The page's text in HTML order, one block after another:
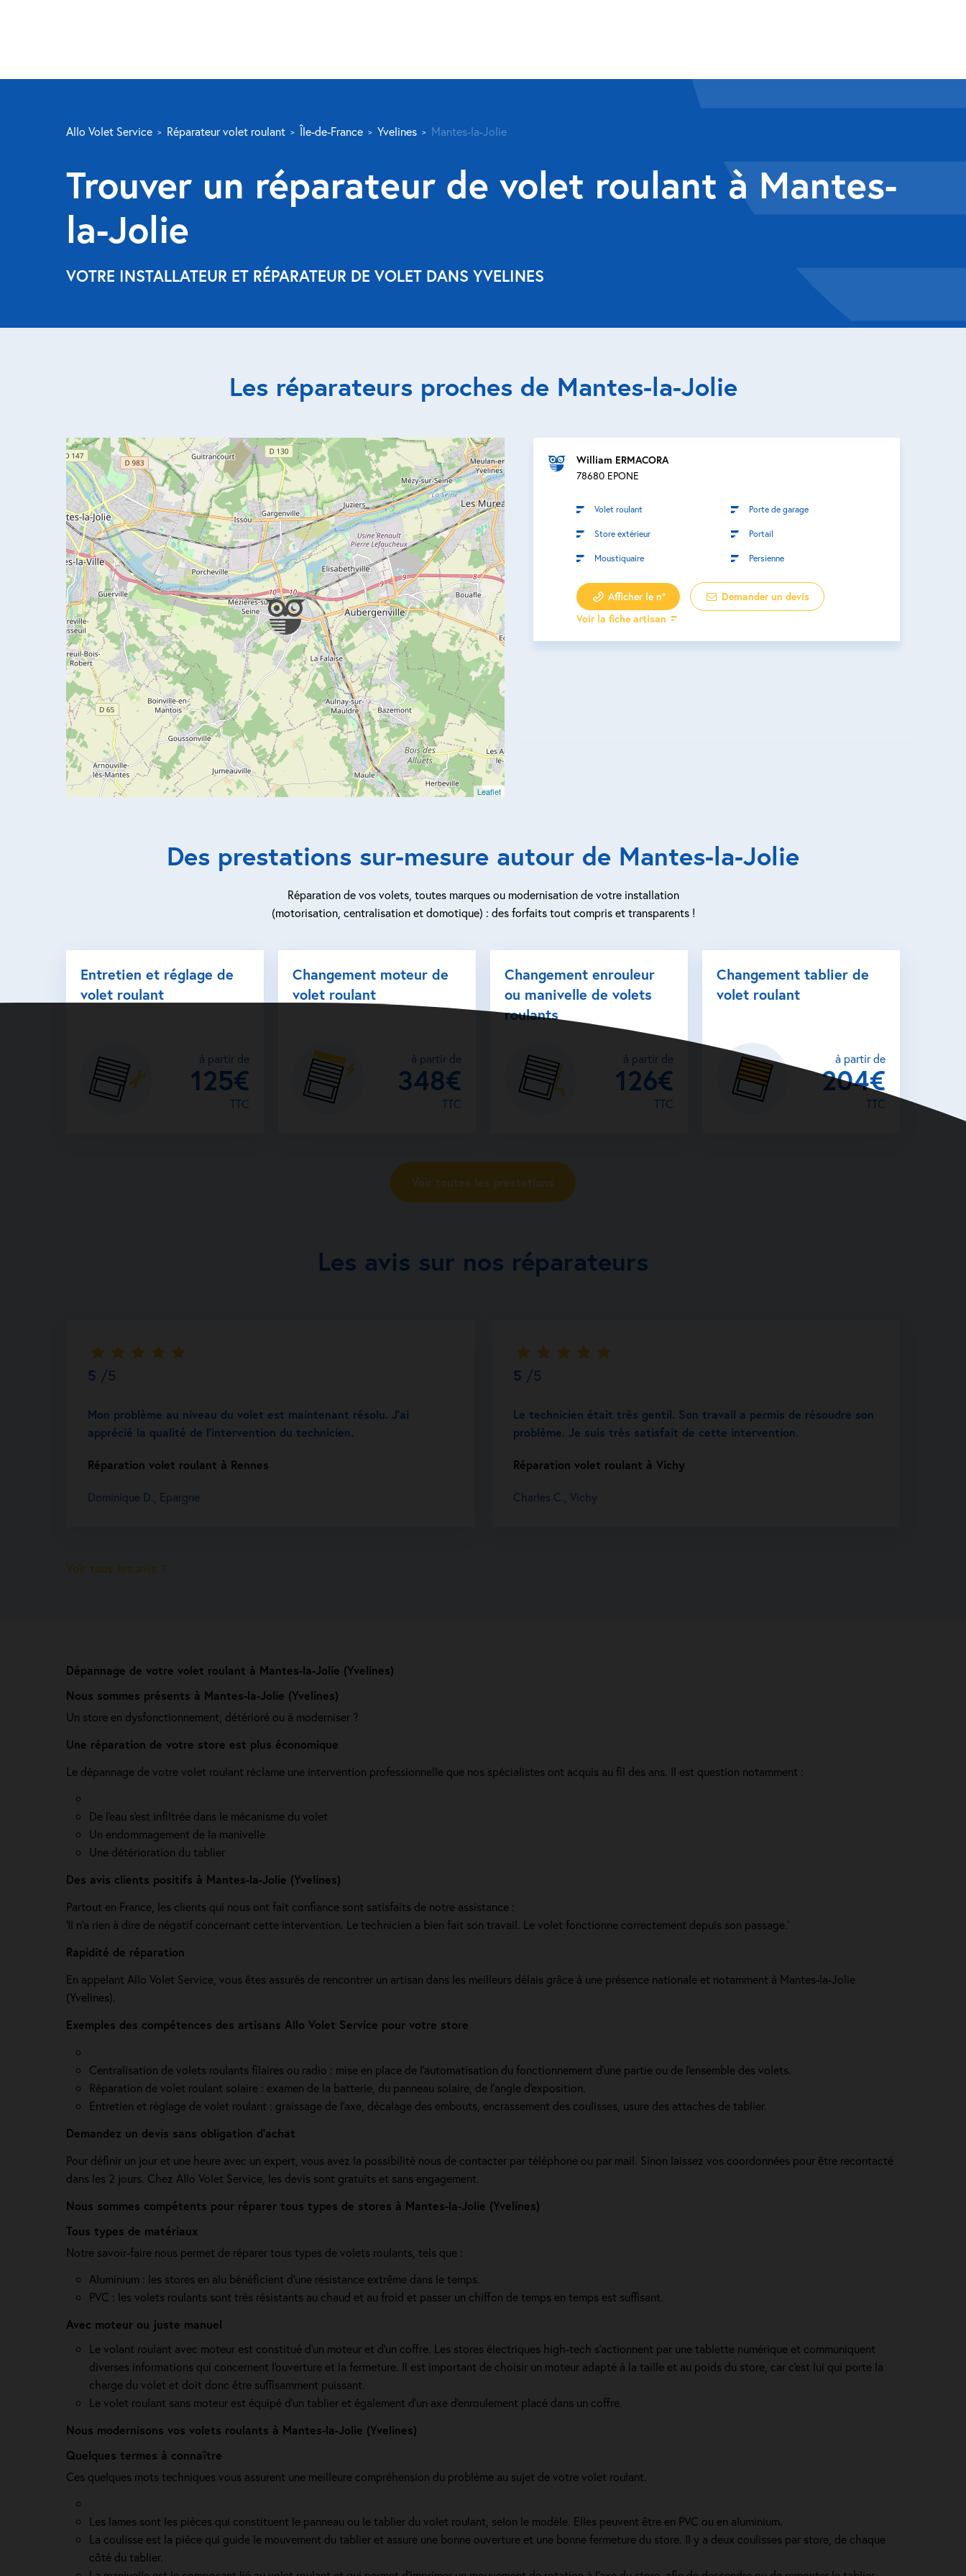
Allo Volet Service Réparateur volet roulant Île-de-France Yvelines Mantes-la-Jolie
Trouver un réparateur de volet roulant à Mantes-
la-Jolie
VOTRE INSTALLATEUR ET RÉPARATEUR DE VOLET DANS YVELINES
Dépannage de votre volet roulant à Mantes-la-Jolie (Yvelines)
Nous sommes présents à Mantes-la-Jolie (Yvelines)
Un store en dysfonctionnement, détérioré ou à moderniser ?
Une réparation de votre store est plus économique
Le dépannage de votre volet roulant réclame une intervention professionnelle que nos spécialistes ont acquis au fil des ans. Il est question notamment :
De l'eau s'est infiltrée dans le mécanisme du volet
Un endommagement de la manivelle
Une détérioration du tablier
Des avis clients positifs à Mantes-la-Jolie (Yvelines)
Partout en France, les clients qui nous ont fait confiance sont satisfaits de notre assistance :
'Il n’a rien à dire de négatif concernant cette intervention. Le technicien a bien fait son travail. Le volet fonctionne correctement depuis son passage.'
Rapidité de réparation
En appelant Allo Volet Service, vous êtes assurés de rencontrer un artisan dans les meilleurs délais grâce à une présence nationale et notamment à Mantes-la-Jolie
(Yvelines).
Exemples des compétences des artisans Allo Volet Service pour votre store
Centralisation de volets roulants filaires ou radio : mise en place de l'automatisation du fonctionnement d’une partie ou de l'ensemble des volets.
Réparation de volet roulant solaire : examen de la batterie, du panneau solaire, de l'angle d'exposition.
Entretien et réglage de volet roulant : graissage de l’axe, décalage des embouts, encrassement des coulisses, usure des attaches de tablier.
Demandez un devis sans obligation d'achat
Pour définir un jour et une heure avec un expert, vous avez la possibilité nous de contacter par téléphone ou par mail. Sinon laissez vos coordonnées pour être recontacté
dans les 2 jours. Chez Allo Volet Service, les devis sont gratuits et sans engagement.
Nous sommes compétents pour réparer tous types de stores à Mantes-la-Jolie (Yvelines)
Tous types de matériaux
Notre savoir-faire nous permet de réparer tous types de volets roulants, tels que :
Aluminium : les stores en alu bénéficient d'une résistance extrême dans le temps.
PVC : les volets roulants sont très résistants au chaud et au froid et passer un chiffon de temps en temps est suffisant.
Avec moteur ou juste manuel
Le volant roulant avec moteur est constitué d’un moteur et d’un coffre. Les stores électriques high-tech s'actionnent par une tablette numérique et communiquent
diverses informations qui concernent l'ouverture et la fermeture. Il est important de choisir un moteur adapté à la taille et au poids du store, car c'est lui qui porte la
charge du volet et doit donc être suffisamment puissant.
Le volet roulant sans moteur est équipé d'un tablier et également d'un axe d'enroulement placé dans un coffre.
Nous modernisons vos volets roulants à Mantes-la-Jolie (Yvelines)
Quelques termes à connaître
Ces quelques mots techniques vous assurent une meilleure compréhension du problème au sujet de votre volet roulant.
Les lames sont les pièces qui constituent le panneau ou le tablier du volet roulant, selon le modèle. Elles peuvent être en PVC ou en aluminium.
La coulisse est la pièce qui guide le mouvement du tablier et assure une bonne ouverture et une bonne fermeture du store. Il y a deux coulisses par store, de chaque
côté du tablier.
Les réparateurs proches de Mantes-la-Jolie
Leaflet
William ERMACORA
78680 EPONE
Volet roulant Porte de garage
Store extérieur Portail
Moustiquaire Persienne
Afficher le n°
Demander un devis
Voir la fiche artisan
Des prestations sur-mesure autour de Mantes-la-Jolie
Réparation de vos volets, toutes marques ou modernisation de votre installation
(motorisation, centralisation et domotique) : des forfaits tout compris et transparents !
Entretien et réglage de
volet roulant
à partir de
125€
TTC
Changement moteur de
volet roulant
à partir de
348€
TTC
Changement enrouleur
ou manivelle de volets
roulants
à partir de
126€
TTC
Changement tablier de
volet roulant
à partir de
204€
TTC
Voir toutes les prestations
Les avis sur nos réparateurs
5 /5
Mon problème au niveau du volet est maintenant résolu. J’ai
apprécié la qualité de l’intervention du technicien.
Réparation volet roulant à Rennes
Dominique D., Epargne
5 /5
Le technicien était très gentil. Son travail a permis de résoudre son
problème. Je suis très satisfait de cette intervention.
Réparation volet roulant à Vichy
Charles C., Vichy
Voir tous les avis